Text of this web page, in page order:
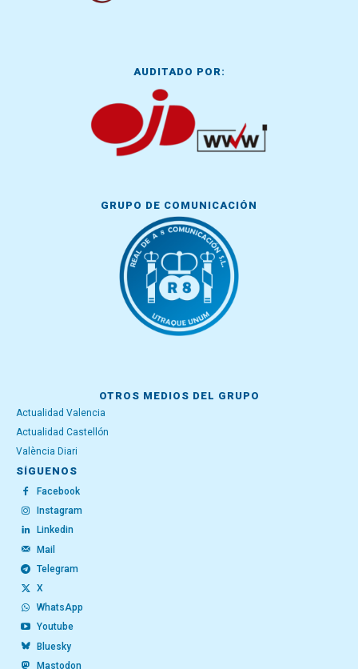
AUDITADO POR:
GRUPO DE COMUNICACIÓN
OTROS MEDIOS DEL GRUPO
Actualidad Valencia
Actualidad Castellón
València Diari
SÍGUENOS
Facebook
Instagram
Linkedin
Mail
Telegram
X
WhatsApp
Youtube
Bluesky
Mastodon